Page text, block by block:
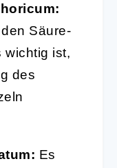
Säure-
wichtig ist,
des
Es